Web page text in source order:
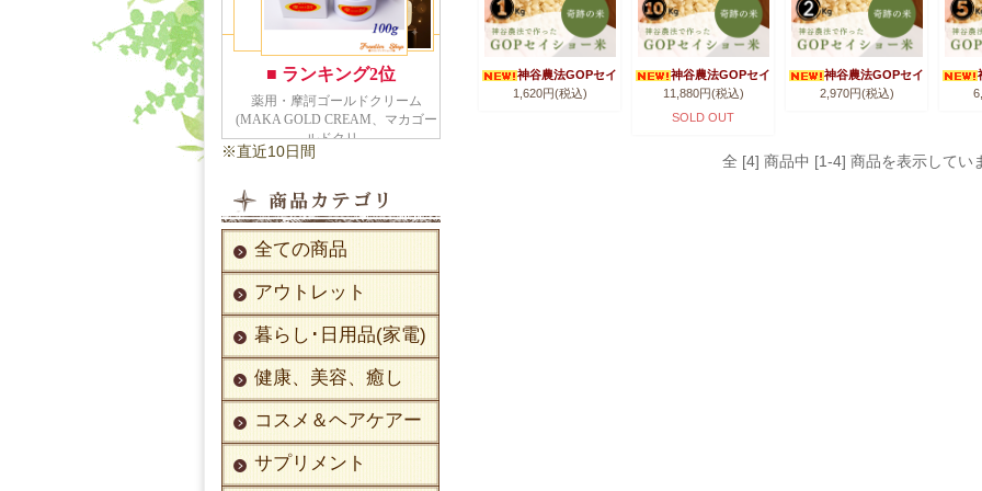
※直近10日間
全ての商品
アウトレット
暮らし･日用品(家電)
健康、美容、癒し
コスメ＆ヘアケアー
サプリメント
神谷農法GOPセイ
ショー米＜1キロ＞
1,620円(税込)
神谷農法GOPセイ
ショー米＜10キロ＞
11,880円(税込)
SOLD OUT
神谷農法GOPセイ
ショー米＜2キロ＞
2,970円(税込)
シ
全 [4] 商品中 [1-4] 商品を表示してい